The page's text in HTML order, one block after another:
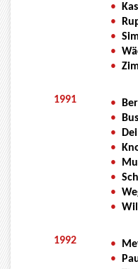
•
•
•
•
•
1991 •
•
•
•
•
•
•
•
1992 •
•